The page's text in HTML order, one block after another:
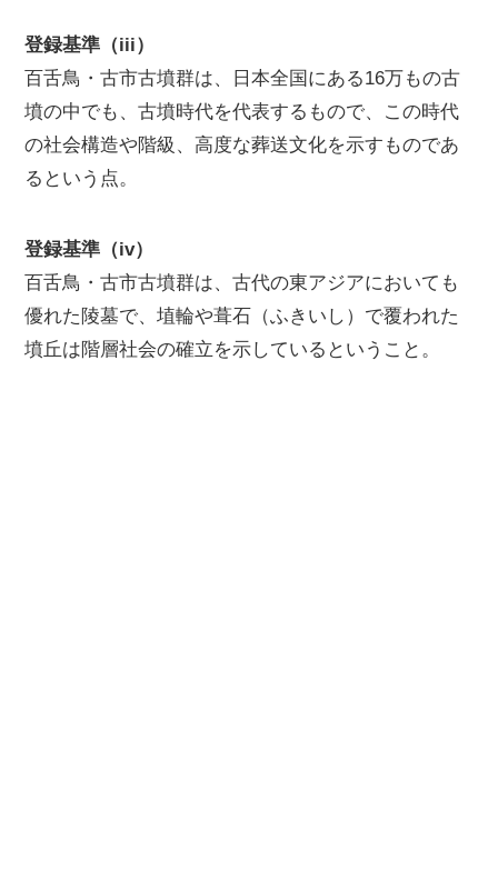
登録基準（iii）
百舌鳥・古市古墳群は、日本全国にある16万もの古
墳の中でも、古墳時代を代表するもので、この時代
の社会構造や階級、高度な葬送文化を示すものであ
るという点。
登録基準（iv）
百舌鳥・古市古墳群は、古代の東アジアにおいても
優れた陵墓で、埴輪や葺石（ふきいし）で覆われた
墳丘は階層社会の確立を示しているということ。